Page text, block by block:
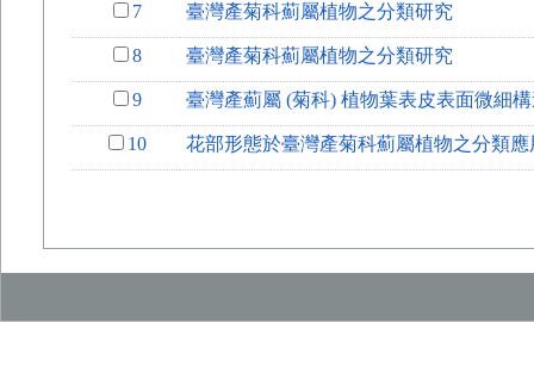
7 臺灣產菊科薊屬植物之分類研究
8 臺灣產菊科薊屬植物之分類研究
9 臺灣產薊屬 (菊科) 植物葉表皮表面微細
10 花部形態於臺灣產菊科薊屬植物之分類應